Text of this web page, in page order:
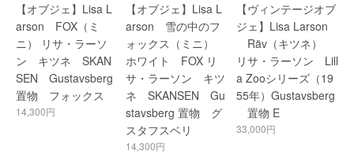
【オブジェ】Lisa L
arson FOX（ミ
ニ） リサ・ラーソ
ン キツネ SKAN
SEN Gustavsberg
置物 フォックス
14,300円
【オブジェ】Lisa L
arson 雪の中のフ
ォックス（ミニ）
ホワイト FOX リ
サ・ラーソン キツ
ネ SKANSEN Gu
stavsberg 置物 グ
スタフスベリ
14,300円
【ヴィンテージオブ
ジェ】Lisa Larson
Räv（キツネ）
リサ・ラーソン Lill
a Zooシリーズ（19
55年）Gustavsberg
置物 E
33,000円